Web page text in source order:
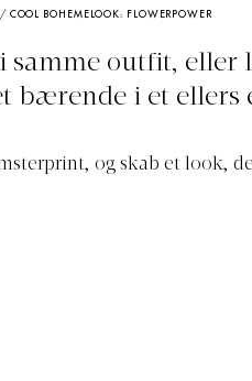
/ COOL BOHEMELOOK: FLOWERPOWER
outfit, eller
bærende i et ellers
og skab et look,